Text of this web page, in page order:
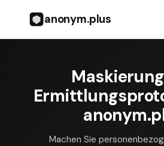
anonym.plus
Machen Sie